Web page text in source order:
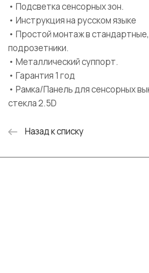
• Подсветка сенсорных зон.
• Инструкция на русском языке
• Простой монтаж в
подрозетники.
• Металлический суппорт.
• Гарантия 1 год
• Рамка/Панель для сенсорных
стекла 2.5D
Назад к списку